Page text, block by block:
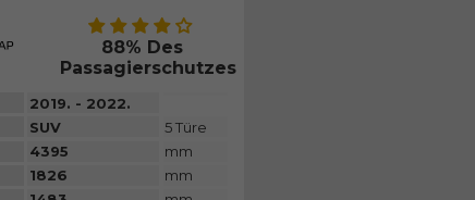
88% Des
Passagierschutzes
2019. - 2022.
SUV
5 Türe
4395
mm
1826
mm